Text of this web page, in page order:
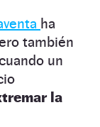
ha
también
un
la